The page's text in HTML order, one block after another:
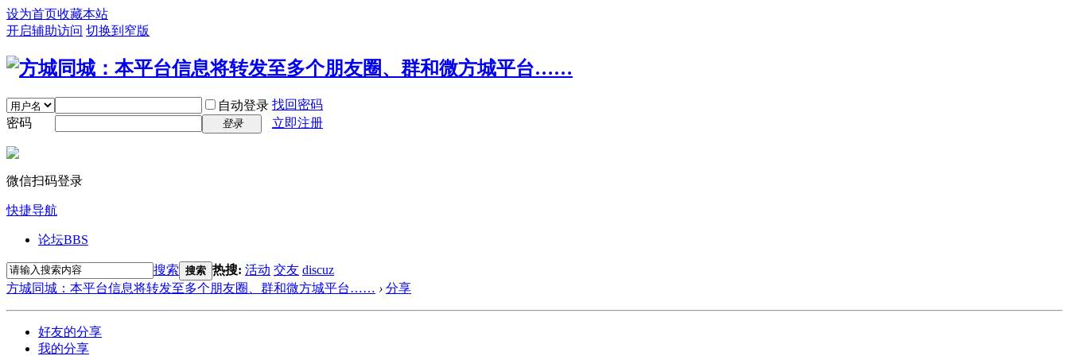
设为首页收藏本站
开启辅助访问 切换到窄版
自动登录 找回密码
密码
登录 立即注册
微信扫码登录
快捷导航
论坛BBS
搜索 搜索 热搜: 活动 交友 discuz
方城同城：本平台信息将转发至多个朋友圈、群和微方城平台…… › 分享
好友的分享
我的分享